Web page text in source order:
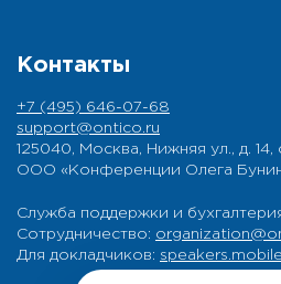
Контакты
+7 (495) 646-07-68
support@ontico.ru
125040, Москва, Нижняя ул., д. 14,
ООО «Конференции Олега
Служба поддержки и
Сотрудничество:
Для докладчиков: